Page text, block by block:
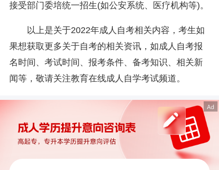
接受部门委培统一招生(如公安系统、医疗机构等)。
以上是关于2022年成人自考相关内容，考生如
果想获取更多关于自考的相关资讯，如成人自考报
名时间、考试时间、报考条件、备考知识、相关新
闻等，敬请关注教育在线成人自学考试频道。